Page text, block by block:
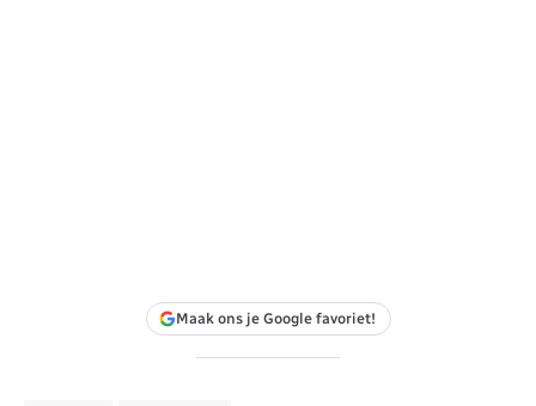
Maak ons je Google favoriet!